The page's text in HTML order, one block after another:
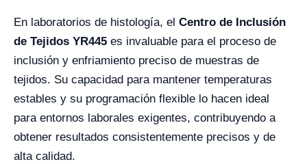
En laboratorios de histología, el Centro de Inclusión
de Tejidos YR445 es invaluable para el proceso de
inclusión y enfriamiento preciso de muestras de
tejidos. Su capacidad para mantener temperaturas
estables y su programación flexible lo hacen ideal
para entornos laborales exigentes, contribuyendo a
obtener resultados consistentemente precisos y de
alta calidad.